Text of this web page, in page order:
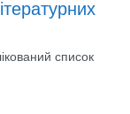
список